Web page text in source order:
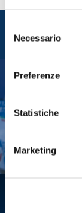
delNecessario
Preferenze
Statistiche
Marketing